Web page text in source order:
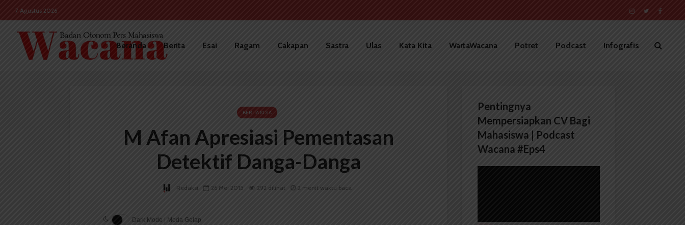
7 Agustus 2026
Beranda Berita Esai Ragam Cakapan Sastra Ulas Kata Kita WartaWacana Potret Podcast Infografis
BERITA KOTA
M Afan Apresiasi Pementasan
Detektif Danga-Danga
Redaksi 26 Mei 2015 292 dilihat 2 menit waktu baca
Dark Mode | Moda Gelap
Pentingnya
Mempersiapkan CV Bagi
Mahasiswa | Podcast
Wacana #Eps4